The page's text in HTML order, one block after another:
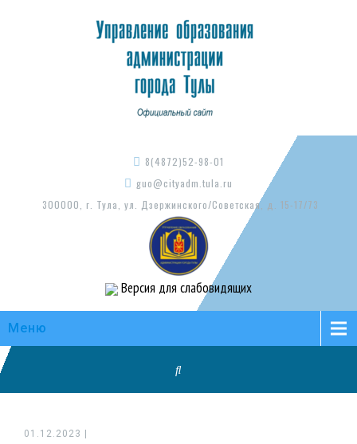
8(4872)52-98-01
guo@cityadm.tula.ru
300000, г. Тула, ул. Дзержинского/Советская, д. 15-17/73
Версия для слабовидящих
Меню
01.12.2023